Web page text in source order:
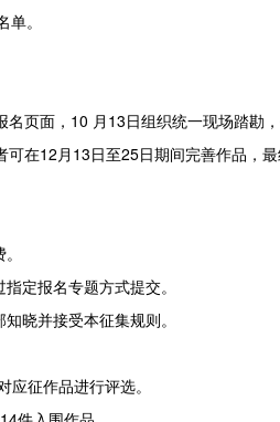
。
页面，10 月13日组织统一现场踏勘
在12月13日至25日期间完善作品，
定报名专题方式提交。
晓并接受本征集规则。
征作品进行评选。